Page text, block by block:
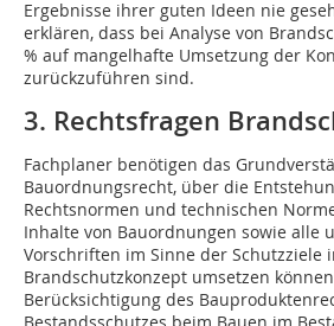
Ergebnisse ihrer guten Ideen nie
erklären, dass bei Analyse von
% auf mangelhafte Umsetzung der
zurückzuführen sind.
3. Rechtsfragen
Fachplaner benötigen das
Bauordnungsrecht, über die
Rechtsnormen und technischen
Inhalte von Bauordnungen sowie alle
Vorschriften im Sinne der Schutzziele
Brandschutzkonzept umsetzen
Berücksichtigung des